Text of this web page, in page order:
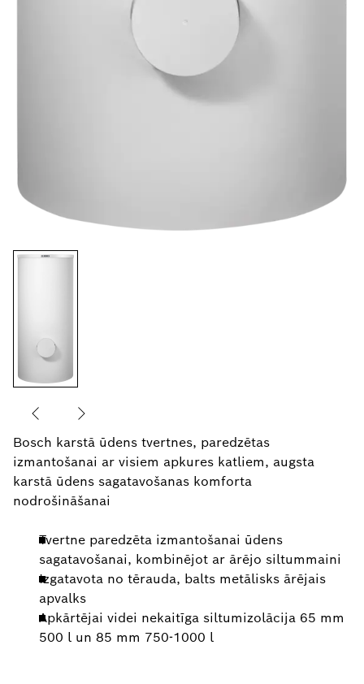
Bosch karstā ūdens tvertnes, paredzētas
izmantošanai ar visiem apkures katliem, augsta
karstā ūdens sagatavošanas komforta
nodrošināšanai
Tvertne paredzēta izmantošanai ūdens
sagatavošanai, kombinējot ar ārējo siltummaini
Izgatavota no tērauda, balts metālisks ārējais
apvalks
Apkārtējai videi nekaitīga siltumizolācija 65 mm
500 l un 85 mm 750-1000 l